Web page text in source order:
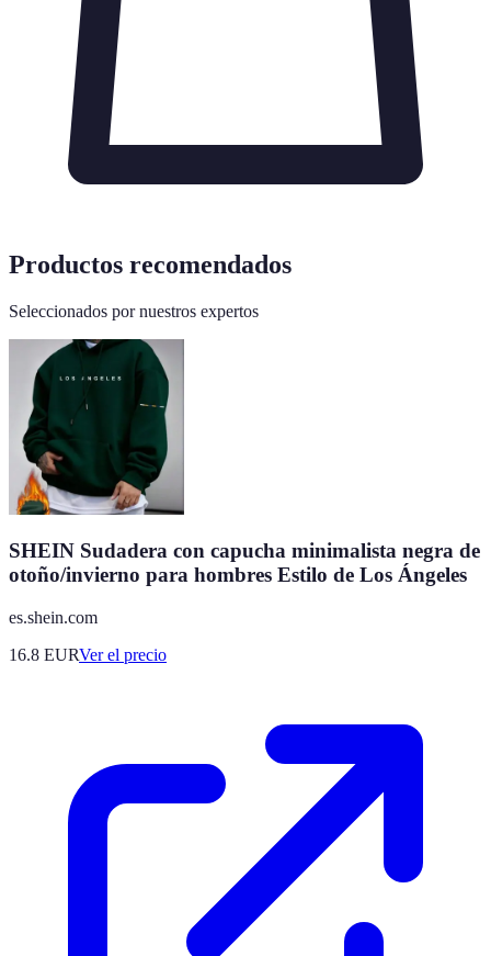
Productos recomendados
Seleccionados por nuestros expertos
SHEIN Sudadera con capucha minimalista negra de
otoño/invierno para hombres Estilo de Los Ángeles
es.shein.com
16.8 EURVer el precio